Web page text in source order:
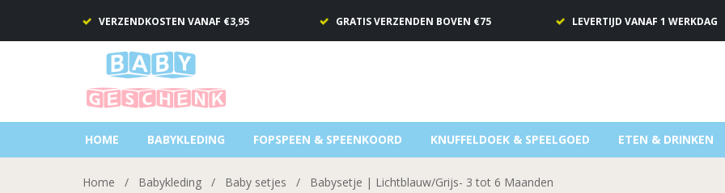
VERZENDKOSTEN VANAF €3,95 GRATIS VERZENDEN BOVEN €75 LEVERTIJD VANAF 1 WERKDAG
HOME BABYKLEDING FOPSPEEN & SPEENKOORD KNUFFELDOEK & SPEELGOED ETEN & DRINKEN
Home / Babykleding / Baby setjes / Babysetje | Lichtblauw/Grijs- 3 tot 6 Maanden